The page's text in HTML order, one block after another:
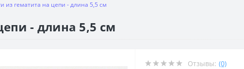
из гематита на цепи - длина 5,5 см
- длина 5,5 см
Отзывы: (0)